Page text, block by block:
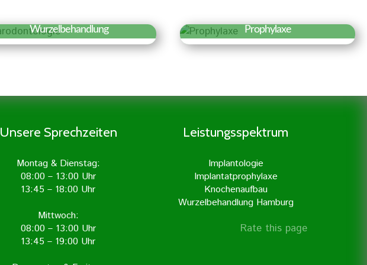
Wurzelbehandlung
entzündeten Zahnnerv
Entzündung zu befreien. Dies
geschieht mit größter
Zahnarztpraxis mit
Unterstützung moderner
Geräte durchgeführt.
Erfahren Sie mehr »
Prophylaxe
Zahngesundheit. Daher legen
Prophylaxe und professionelle
Zahnreinigung.
Erfahren Sie mehr »
Unsere Sprechzeiten
Montag & Dienstag:
08:00 – 13:00 Uhr
13:45 – 18:00 Uhr
Mittwoch:
08:00 – 13:00 Uhr
13:45 – 19:00 Uhr
Leistungsspektrum
Implantologie
Implantatprophylaxe
Knochenaufbau
Wurzelbehandlung Hamburg
Rate this page